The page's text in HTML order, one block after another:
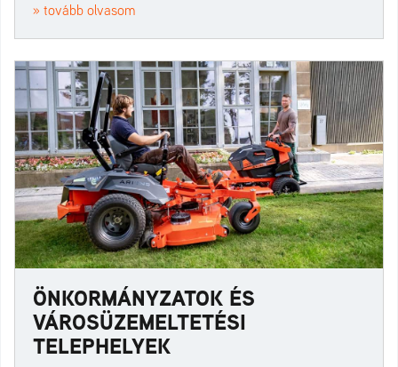
» tovább olvasom
ÖNKORMÁNYZATOK ÉS
VÁROSÜZEMELTETÉSI
TELEPHELYEK